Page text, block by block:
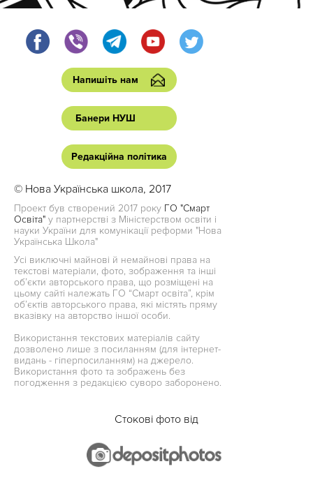
Напишіть нам
Банери НУШ
Редакційна політика
© Нова Українська школа, 2017
Проект був створений 2017 року ГО "Смарт
Освіта" у партнерстві з Міністерством освіти і
науки України для комунікації реформи "Нова
Українська Школа"
Усі виключні майнові й немайнові права на
текстові матеріали, фото, зображення та інші
об’єкти авторського права, що розміщені на
цьому сайті належать ГО “Смарт освіта”, крім
об’єктів авторського права, які містять пряму
вказівку на авторство іншої особи.
Використання текстових матеріалів сайту
дозволено лише з посиланням (для інтернет-
видань - гіперпосиланням) на джерело.
Використання фото та зображень без
погодження з редакцією суворо заборонено.
Стокові фото від